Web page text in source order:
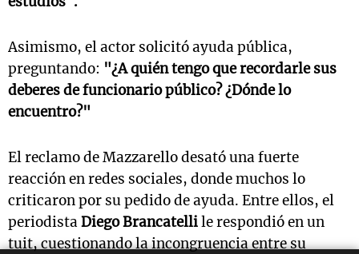
Asimismo, el actor solicitó ayuda pública,
preguntando: "¿A quién tengo que recordarle sus
deberes de funcionario público? ¿Dónde lo
encuentro?"
El reclamo de Mazzarello desató una fuerte
reacción en redes sociales, donde muchos lo
criticaron por su pedido de ayuda. Entre ellos, el
periodistaDiego Brancatellile respondió en un
tuit, cuestionando la incongruencia entre su